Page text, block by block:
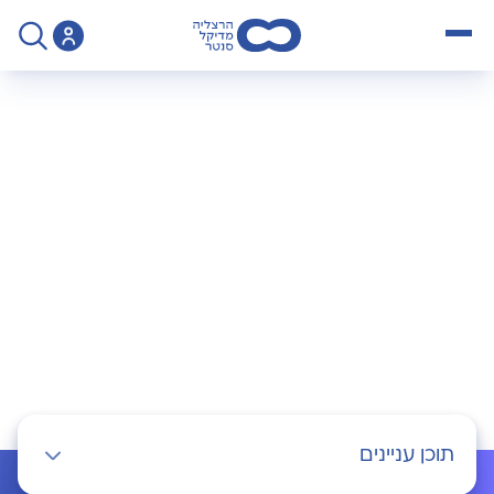
תוכן עניינים